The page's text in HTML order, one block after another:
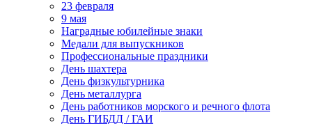
23 февраля
9 мая
Наградные юбилейные знаки
Медали для выпускников
Профессиональные праздники
День шахтера
День физкультурника
День металлурга
День работников морского и речного флота
День ГИБДД / ГАИ